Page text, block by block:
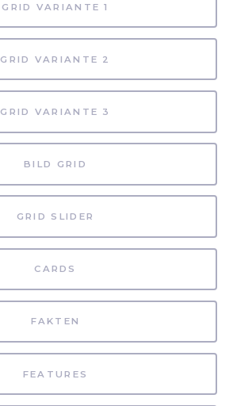
GRID VARIANTE 1
GRID VARIANTE 2
GRID VARIANTE 3
BILD GRID
GRID SLIDER
CARDS
FAKTEN
FEATURES